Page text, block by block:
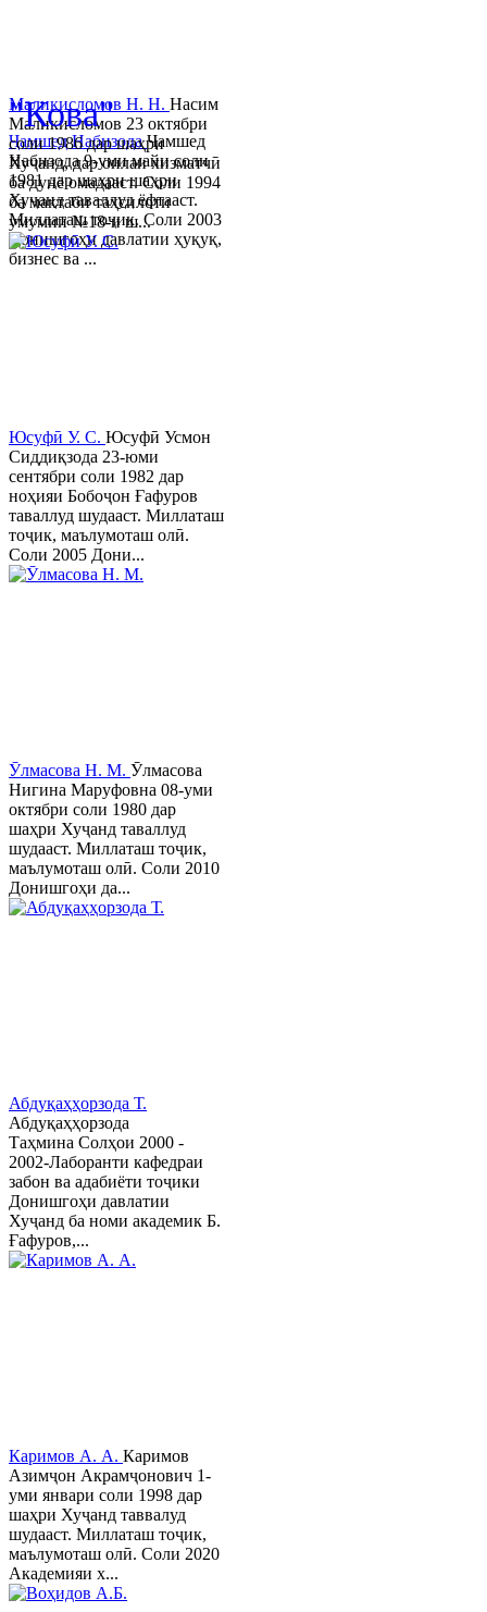
Ҷамшед НабизодаҶамшед
Набизода 9-уми майи соли
1981 дар шаҳри шаҳри
Хуҷанд таваллуд ёфтааст.
Миллаташ тоҷик. Соли 2003
Донишгоҳи давлатии ҳуқуқ,
бизнес ва ...
Маликисломов Н. Н. Насим
Маликисломов 23 октябри
соли 1986 дар шаҳри
Хуҷанд, дар оилаи хизматчӣ
ба дунё омадааст. Соли 1994
ба мактаби таҳсилоти
умумии №18-и ш...
Юсуфӣ У. C. Юсуфӣ Усмон
Сиддиқзода 23-юми
сентябри соли 1982 дар
ноҳияи Бобоҷон Ғафуров
таваллуд шудааст. Миллаташ
тоҷик, маълумоташ олӣ.
Соли 2005 Дони...
Ӯлмасова Н. М. Ӯлмасова
Нигина Маруфовна 08-уми
октябри соли 1980 дар
шаҳри Хуҷанд таваллуд
шудааст. Миллаташ тоҷик,
маълумоташ олӣ. Соли 2010
Донишгоҳи да...
Абдуқаҳҳорзода Т.
Абдуқаҳҳорзода
Таҳмина Солҳои 2000 -
2002-Лаборанти кафедраи
забон ва адабиёти тоҷики
Донишгоҳи давлатии
Хуҷанд ба номи академик Б.
Ғафуров,...
Каримов А. А. Каримов
Азимҷон Акрамҷонович 1-
уми январи соли 1998 дар
шаҳри Хуҷанд таввалуд
шудааст. Миллаташ тоҷик,
маълумоташ олӣ. Соли 2020
Академияи х...
"Кова"